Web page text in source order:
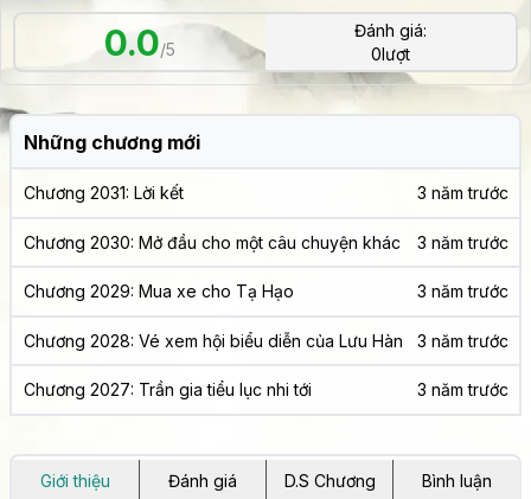
0.0/5
Đánh giá:
0lượt
Những chương mới
Chương 2031: Lời kết 3 năm trước
Chương 2030: Mở đầu cho một câu chuyện khác 3 năm trước
Chương 2029: Mua xe cho Tạ Hạo 3 năm trước
Chương 2028: Vé xem hội biểu diễn của Lưu Hàn 3 năm trước
Chương 2027: Trần gia tiểu lục nhi tới 3 năm trước
Giới thiệu Đánh giá D.S Chương Bình luận